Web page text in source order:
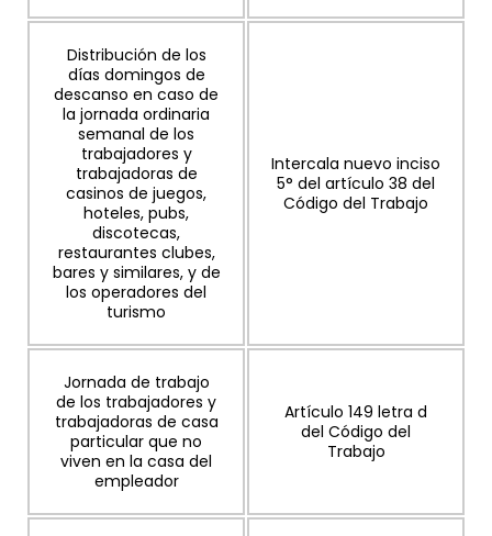
Distribución de los
días domingos de
descanso en caso de
la jornada ordinaria
semanal de los
trabajadores y
trabajadoras de
casinos de juegos,
hoteles, pubs,
discotecas,
restaurantes clubes,
bares y similares, y de
los operadores del
turismo
Intercala nuevo inciso
5° del artículo 38 del
Código del Trabajo
Jornada de trabajo
de los trabajadores y
trabajadoras de casa
particular que no
viven en la casa del
empleador
Artículo 149 letra d
del Código del
Trabajo